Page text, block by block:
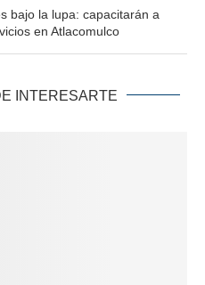
bajo la lupa: capacitarán a
en Atlacomulco
INTERESARTE